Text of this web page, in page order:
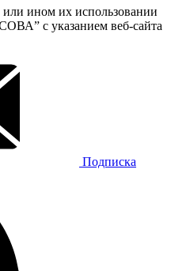
ином их использовании
с указанием веб-сайта
Подписка